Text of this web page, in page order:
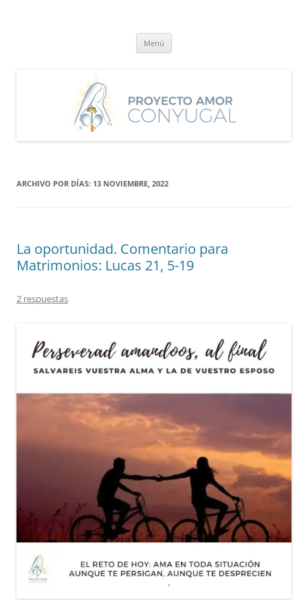
Menú
ARCHIVO POR DÍAS: 13 NOVIEMBRE, 2022
La oportunidad. Comentario para
Matrimonios: Lucas 21, 5-19
2 respuestas